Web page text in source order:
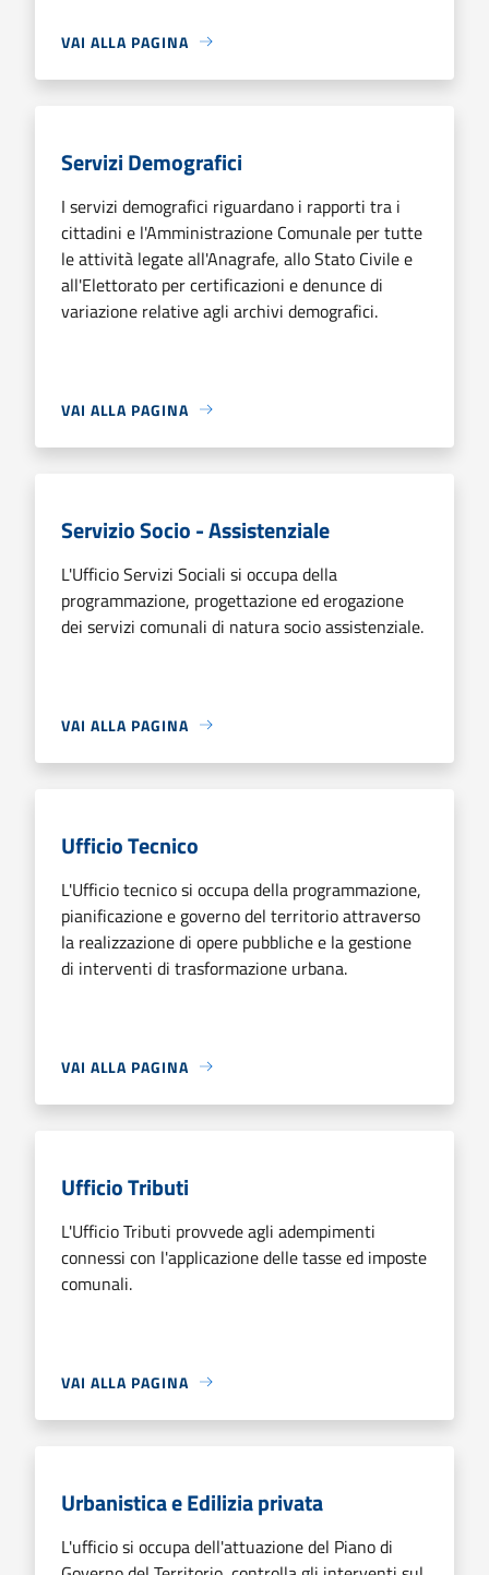
VAI ALLA PAGINA
Servizi Demografici
I servizi demografici riguardano i rapporti tra i
cittadini e l'Amministrazione Comunale per tutte
le attività legate all'Anagrafe, allo Stato Civile e
all'Elettorato per certificazioni e denunce di
variazione relative agli archivi demografici.
VAI ALLA PAGINA
Servizio Socio - Assistenziale
L'Ufficio Servizi Sociali si occupa della
programmazione, progettazione ed erogazione
dei servizi comunali di natura socio assistenziale.
VAI ALLA PAGINA
Ufficio Tecnico
L'Ufficio tecnico si occupa della programmazione,
pianificazione e governo del territorio attraverso
la realizzazione di opere pubbliche e la gestione
di interventi di trasformazione urbana.
VAI ALLA PAGINA
Ufficio Tributi
L'Ufficio Tributi provvede agli adempimenti
connessi con l'applicazione delle tasse ed imposte
comunali.
VAI ALLA PAGINA
Urbanistica e Edilizia privata
L'ufficio si occupa dell'attuazione del Piano di